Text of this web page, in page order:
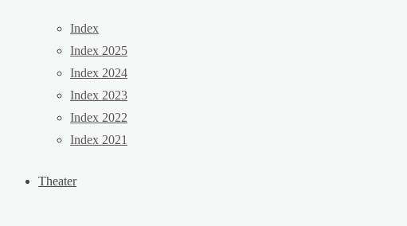
Index
Index 2025
Index 2024
Index 2023
Index 2022
Index 2021
Theater